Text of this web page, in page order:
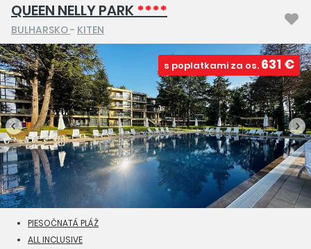
QUEEN NELLY PARK****
BULHARSKO- KITEN
s poplatkami za os. 631 €
PIESOČNATÁ PLÁŽ
ALL INCLUSIVE